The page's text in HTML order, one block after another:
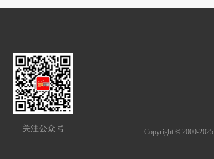
关注公众号 Copyright © 2000-2025